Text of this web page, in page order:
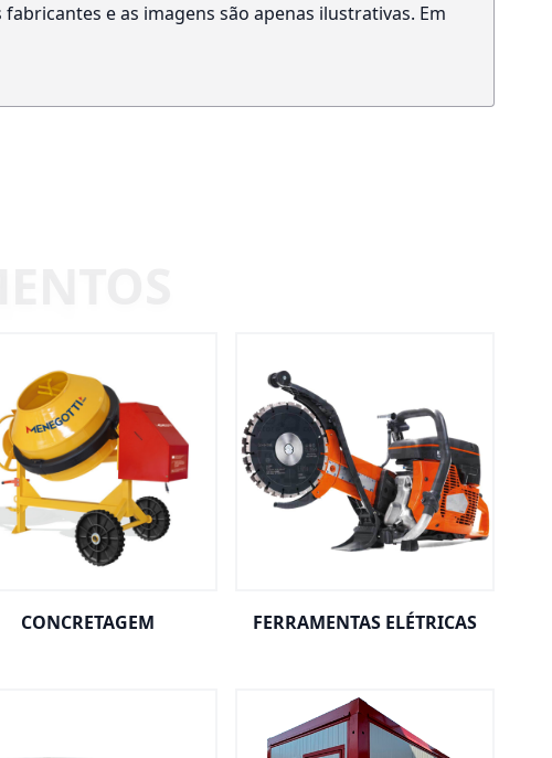
e as imagens são apenas ilustrativas. Em
CONCRETAGEM FERRAMENTAS ELÉTRICAS